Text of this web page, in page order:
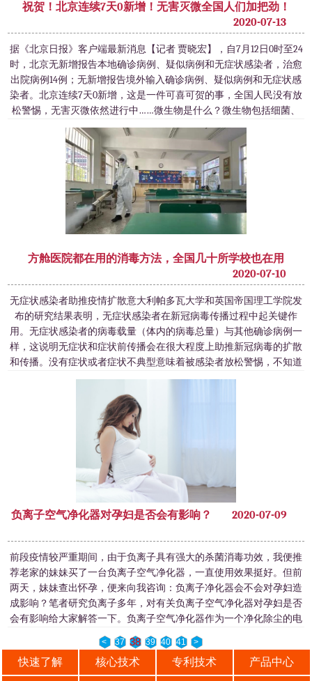
祝贺！北京连续7天0新增！无害灭微全国人们加把劲！
2020-07-13
据《北京日报》客户端最新消息【记者 贾晓宏】，自7月12日0时至24
时，北京无新增报告本地确诊病例、疑似病例和无症状感染者，治愈
出院病例14例；无新增报告境外输入确诊病例、疑似病例和无症状感
染者。北京连续7天0新增，这是一件可喜可贺的事，全国人民没有放
松警惕，无害灭微依然进行中……微生物是什么？微生物包括细菌、
病毒、真菌以及一些小型的原生生物、显微藻类等在内的一大类生物
群体，微生物涵盖了有益跟有害
方舱医院都在用的消毒方法，全国几十所学校也在用
2020-07-10
无症状感染者助推疫情扩散意大利帕多瓦大学和英国帝国理工学院发
布的研究结果表明，无症状感染者在新冠病毒传播过程中起关键作
用。无症状感染者的病毒载量（体内的病毒总量）与其他确诊病例一
样，这说明无症状和症状前传播会在很大程度上助推新冠病毒的扩散
和传播。没有症状或者症状不典型意味着被感染者放松警惕，不知道
自己为病毒携带者。现在面对狡猾的新冠肺炎病毒仍有许多未知数，
我们所面临的挑战更像是一场马拉松而不是短跑
负离子空气净化器对孕妇是否会有影响？ 2020-07-09
前段疫情较严重期间，由于负离子具有强大的杀菌消毒功效，我便推
荐老家的妹妹买了一台负离子空气净化器，一直使用效果挺好。但前
两天，妹妹查出怀孕，便来向我咨询：负离子净化器会不会对孕妇造
成影响？笔者研究负离子多年，对有关负离子空气净化器对孕妇是否
会有影响给大家解答一下。负离子空气净化器作为一个净化除尘的电
器，所产生的负离子是一种自然因子，不含有有毒物质，被众多环境
学家、医学界所称赞，有着“空气维他命”、
< 37 38 39 40 41 >
快速了解 核心技术 专利技术 产品中心